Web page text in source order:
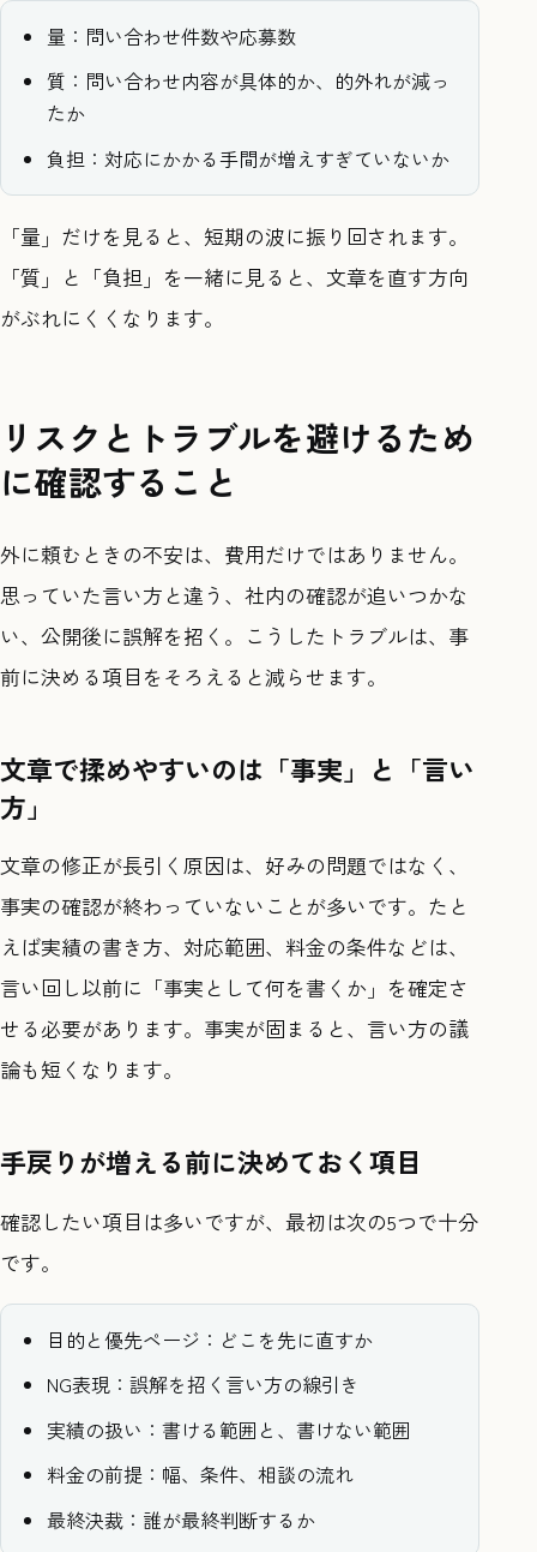
量：問い合わせ件数や応募数
質：問い合わせ内容が具体的か、的外れが減っ
たか
負担：対応にかかる手間が増えすぎていないか
「量」だけを見ると、短期の波に振り回されます。
「質」と「負担」を一緒に見ると、文章を直す方向
がぶれにくくなります。
リスクとトラブルを避けるため
に確認すること
外に頼むときの不安は、費用だけではありません。
思っていた言い方と違う、社内の確認が追いつかな
い、公開後に誤解を招く。こうしたトラブルは、事
前に決める項目をそろえると減らせます。
文章で揉めやすいのは「事実」と「言い
方」
文章の修正が長引く原因は、好みの問題ではなく、
事実の確認が終わっていないことが多いです。たと
えば実績の書き方、対応範囲、料金の条件などは、
言い回し以前に「事実として何を書くか」を確定さ
せる必要があります。事実が固まると、言い方の議
論も短くなります。
手戻りが増える前に決めておく項目
確認したい項目は多いですが、最初は次の5つで十分
です。
目的と優先ページ：どこを先に直すか
NG表現：誤解を招く言い方の線引き
実績の扱い：書ける範囲と、書けない範囲
料金の前提：幅、条件、相談の流れ
最終決裁：誰が最終判断するか